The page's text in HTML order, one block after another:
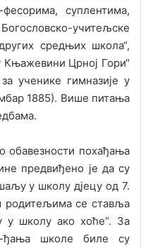
суплентима,
учитељске
средњих школа“,
Књажевини Црној Гори“
ученике гимназије у
1885). Више питања
обавезности похађања
предвиђено је да су
у школу дјецу од 7.
родитељима се ставља
у школу ако хоће“. За
ђања школе биле су